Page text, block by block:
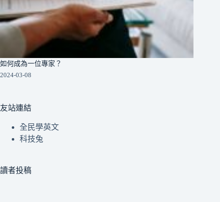
如何成為一位專家？
2024-03-08
友站連結
全民學英文
科技兔
讀者投稿